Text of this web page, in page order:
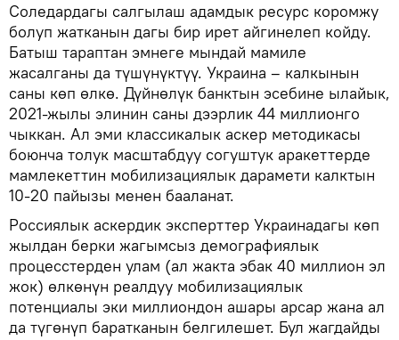
Соледардагы салгылаш адамдык ресурс коромжу
болуп жатканын дагы бир ирет айгинелеп койду.
Батыш тараптан эмнеге мындай мамиле
жасалганы да түшүнүктүү. Украина – калкынын
саны көп өлкө. Дүйнөлүк банктын эсебине ылайык,
2021-жылы элинин саны дээрлик 44 миллионго
чыккан. Ал эми классикалык аскер методикасы
боюнча толук масштабдуу согуштук аракеттерде
мамлекеттин мобилизациялык дарамети калктын
10-20 пайызы менен бааланат.
Россиялык аскердик эксперттер Украинадагы көп
жылдан берки жагымсыз демографиялык
процесстерден улам (ал жакта эбак 40 миллион эл
жок) өлкөнүн реалдуу мобилизациялык
потенциалы эки миллиондон ашары арсар жана ал
да түгөнүп баратканын белгилешет. Бул жагдайды